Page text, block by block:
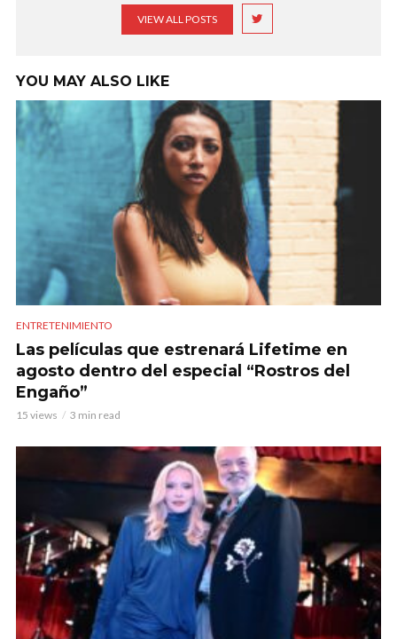
VIEW ALL POSTS
YOU MAY ALSO LIKE
ENTRETENIMIENTO
Las películas que estrenará Lifetime en
agosto dentro del especial “Rostros del
Engaño”
15 views 3 min read